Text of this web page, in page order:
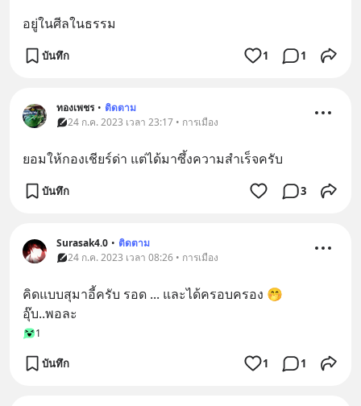
อยู่ในศีลในธรรม
บันทึก 1 1
ทองเพชร • ติดตาม
24 ก.ค. 2023 เวลา 23:17 • การเมือง
ยอมให้กองเชียร์ด่า แต่ได้มาซึ้งความสำเร็จครับ
บันทึก 3
Surasak4.0 • ติดตาม
24 ก.ค. 2023 เวลา 08:26 • การเมือง
คิดแบบสุมาอี้ครับ รอด ... และได้ครอบครอง 🤭
อุ๊บ..พอละ
1
บันทึก 1 1